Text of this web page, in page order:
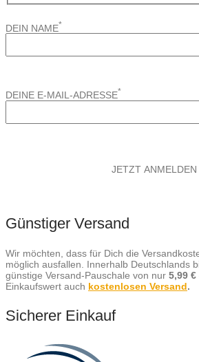
DEIN NAME*
DEINE E-MAIL-ADRESSE*
Günstiger Versand
Wir möchten, dass für Dich die
möglich ausfallen. Innerhalb Deutschlands
günstige Versand-Pauschale von nur 5,99 €
Einkaufswert auch kostenlosen Versand.
Sicherer Einkauf